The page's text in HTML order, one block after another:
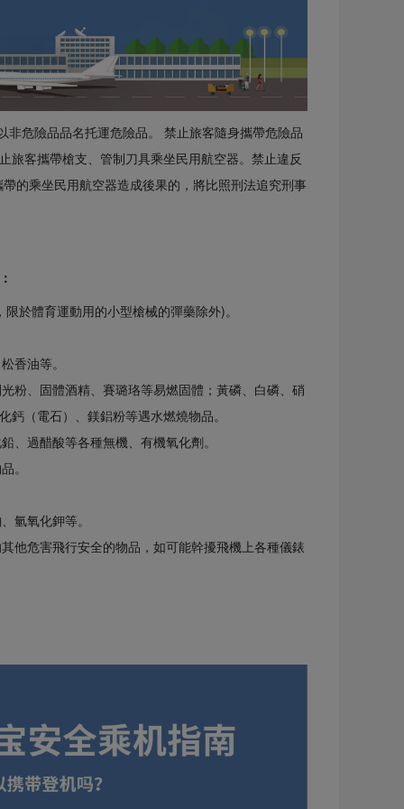
危險品品名托運危險品。 禁止旅客隨身攜帶危險品
旅客攜帶槍支、管制刀具乘坐民用航空器。禁止違反
的乘坐民用航空器造成後果的，將比照刑法追究刑事
於體育運動用的小型槍械的彈藥除外)。
香油等。
粉、固體酒精、賽璐珞等易燃固體；黃磷、白磷、硝
（電石）、鎂鋁粉等遇水燃燒物品。
、過醋酸等各種無機、有機氧化劑。
。
氫氧化鉀等。
他危害飛行安全的物品，如可能幹擾飛機上各種儀錶